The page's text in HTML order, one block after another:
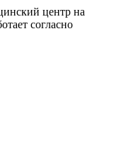
центр на
согласно